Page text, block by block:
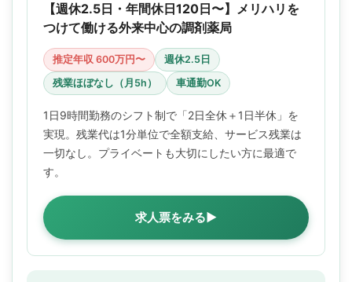
【週休2.5日・年間休日120日〜】メリハリを
つけて働ける外来中心の調剤薬局
推定年収 600万円〜
週休2.5日
残業ほぼなし（月5h）
車通勤OK
1日9時間勤務のシフト制で「2日全休＋1日半休」を
実現。残業代は1分単位で全額支給、サービス残業は
一切なし。プライベートも大切にしたい方に最適で
す。
求人票をみる▶